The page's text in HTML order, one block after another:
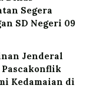
Segera
SD Negeri 09
Jenderal
Kedamaian di